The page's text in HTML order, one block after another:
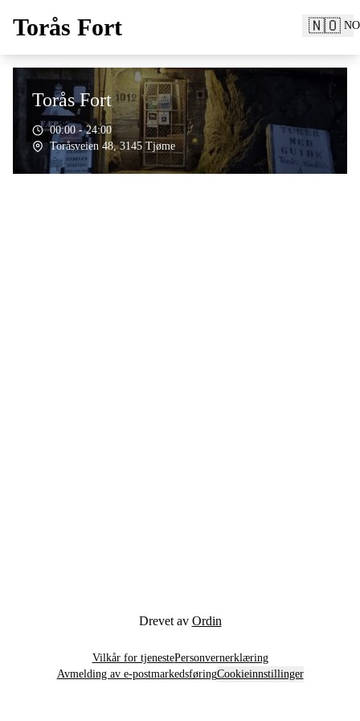
Torås Fort 🇳🇴 NO
Torås Fort
00:00 - 24:00
Toråsveien 48, 3145 Tjøme
Drevet av Ordin
Vilkår for tjenestePersonvernerklæring
Avmelding av e-postmarkedsføringCookieinnstillinger